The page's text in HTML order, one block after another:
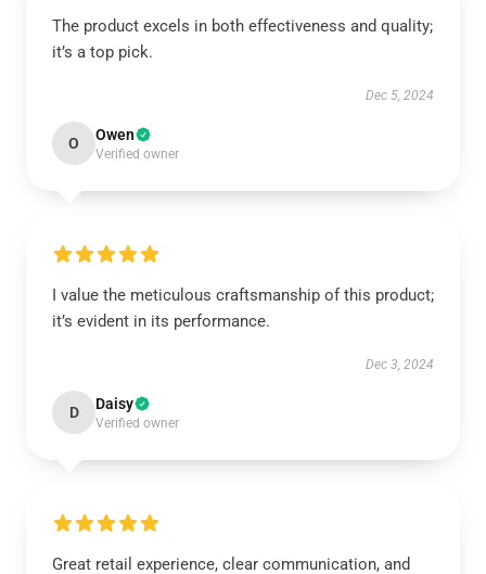
The product excels in both effectiveness and quality;
it’s a top pick.
Dec 5, 2024
O Owen
Verified owner
I value the meticulous craftsmanship of this product;
it’s evident in its performance.
Dec 3, 2024
D Daisy
Verified owner
Great retail experience, clear communication, and